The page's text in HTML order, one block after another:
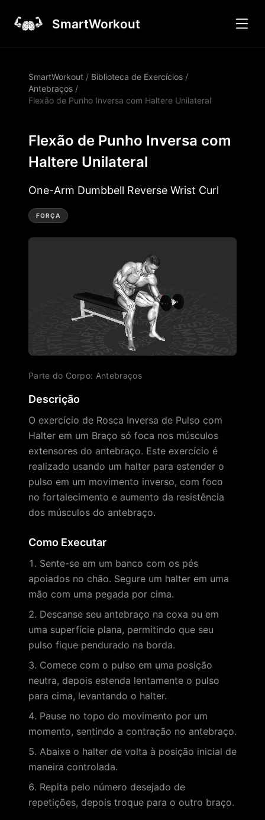
SmartWorkout
SmartWorkout / Biblioteca de Exercícios /
Antebraços /
Flexão de Punho Inversa com Haltere Unilateral
Flexão de Punho Inversa com
Haltere Unilateral
One-Arm Dumbbell Reverse Wrist Curl
FORÇA
Parte do Corpo: Antebraços
Descrição
O exercício de Rosca Inversa de Pulso com
Halter em um Braço só foca nos músculos
extensores do antebraço. Este exercício é
realizado usando um halter para estender o
pulso em um movimento inverso, com foco
no fortalecimento e aumento da resistência
dos músculos do antebraço.
Como Executar
Sente-se em um banco com os pés
apoiados no chão. Segure um halter em uma
mão com uma pegada por cima.
Descanse seu antebraço na coxa ou em
uma superfície plana, permitindo que seu
pulso fique pendurado na borda.
Comece com o pulso em uma posição
neutra, depois estenda lentamente o pulso
para cima, levantando o halter.
Pause no topo do movimento por um
momento, sentindo a contração no antebraço.
Abaixe o halter de volta à posição inicial de
maneira controlada.
Repita pelo número desejado de
repetições, depois troque para o outro braço.